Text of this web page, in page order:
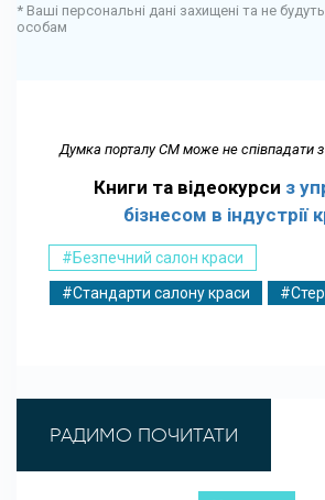
* Ваші персональні дані захищені та не
особам
Думка порталу СМ може не співпадати
Книги та відеокурси з
бізнесом в індустрії
#Безпечний салон краси
#Стандарти салону краси
РАДИМО ПОЧИТАТИ